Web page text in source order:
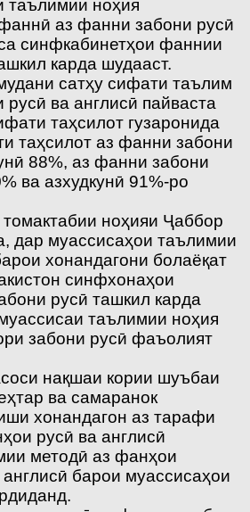
таълимии ноҳия
аз фанни забони русӣ
синфкабинетҳои фаннии
карда шудааст.
сатҳу сифати таълим
ва англисӣ пайваста
таҳсилот гузаронида
таҳсилот аз фанни забони
88%, аз фанни забони
ва азхудкунӣ 91%-ро
ноҳияи Ҷаббор
дар муассисаҳои таълимии
хонандагони болаёқат
синфхонаҳои
русӣ ташкил карда
таълимии ноҳия
забони русӣ фаъолият
нақшаи кории шуъбаи
ва самаранок
хонандагон аз тарафи
русӣ ва англисӣ
методӣ аз фанҳои
барои муассисаҳои